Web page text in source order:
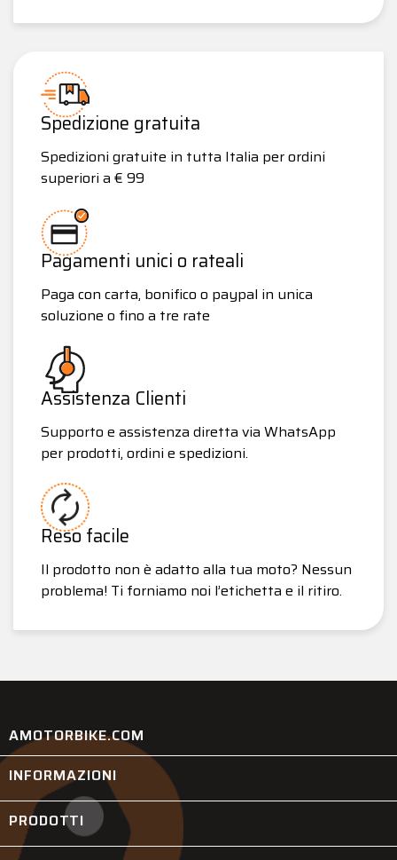
Spedizione gratuita
Spedizioni gratuite in tutta Italia per ordini
superiori a € 99
Pagamenti unici o rateali
Paga con carta, bonifico o paypal in unica
soluzione o fino a tre rate
Assistenza Clienti
Supporto e assistenza diretta via WhatsApp
per prodotti, ordini e spedizioni.
Reso facile
Il prodotto non è adatto alla tua moto? Nessun
problema! Ti forniamo noi l’etichetta e il ritiro.
AMOTORBIKE.COM
INFORMAZIONI
PRODOTTI